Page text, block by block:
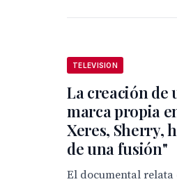
TELEVISION
La creación de
marca propia
Xeres, Sherry,
de una fusión"
El documental relata